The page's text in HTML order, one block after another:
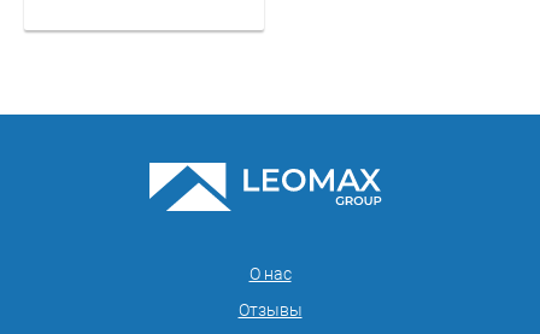
О нас
Отзывы